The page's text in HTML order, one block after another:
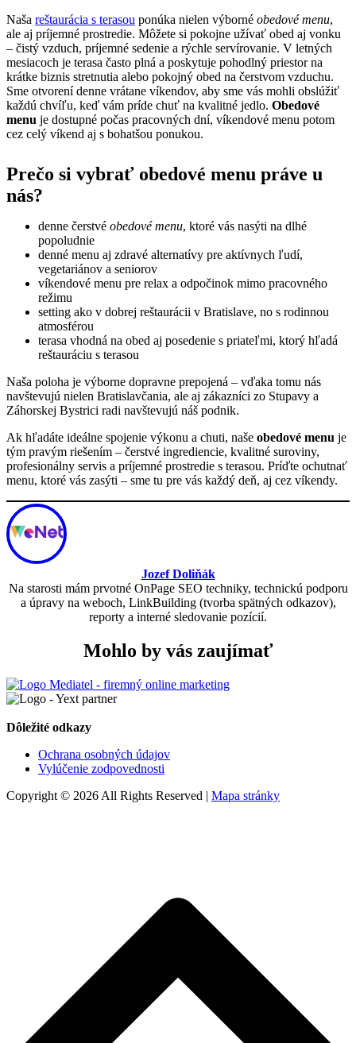
Naša reštaurácia s terasou ponúka nielen výborné obedové menu,
ale aj príjemné prostredie. Môžete si pokojne užívať obed aj vonku
– čistý vzduch, príjemné sedenie a rýchle servírovanie. V letných
mesiacoch je terasa často plná a poskytuje pohodlný priestor na
krátke biznis stretnutia alebo pokojný obed na čerstvom vzduchu.
Sme otvorení denne vrátane víkendov, aby sme vás mohli obslúžiť
každú chvíľu, keď vám príde chuť na kvalitné jedlo. Obedové
menu je dostupné počas pracovných dní, víkendové menu potom
cez celý víkend aj s bohatšou ponukou.
Prečo si vybrať obedové menu práve u
nás?
denne čerstvé obedové menu, ktoré vás nasýti na dlhé
popoludnie
denné menu aj zdravé alternatívy pre aktívnych ľudí,
vegetariánov a seniorov
víkendové menu pre relax a odpočinok mimo pracovného
režimu
setting ako v dobrej reštaurácii v Bratislave, no s rodinnou
atmosférou
terasa vhodná na obed aj posedenie s priateľmi, ktorý hľadá
reštauráciu s terasou
Naša poloha je výborne dopravne prepojená – vďaka tomu nás
navštevujú nielen Bratislavčania, ale aj zákazníci zo Stupavy a
Záhorskej Bystrici radi navštevujú náš podnik.
Ak hľadáte ideálne spojenie výkonu a chuti, naše obedové menu je
tým pravým riešením – čerstvé ingrediencie, kvalitné suroviny,
profesionálny servis a príjemné prostredie s terasou. Príďte ochutnať
menu, ktoré vás zasýti – sme tu pre vás každý deň, aj cez víkendy.
Jozef Doliňák
Na starosti mám prvotné OnPage SEO techniky, technickú podporu
a úpravy na weboch, LinkBuilding (tvorba spätných odkazov),
reporty a interné sledovanie pozícií.
Mohlo by vás zaujímať
Dôležité odkazy
Ochrana osobných údajov
Vylúčenie zodpovednosti
Copyright © 2026 All Rights Reserved | Mapa stránky